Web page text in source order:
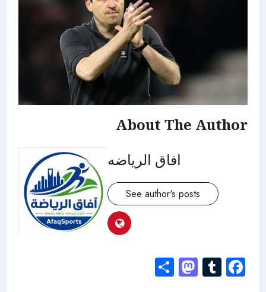
About The Author
افاق الرياضه
See author's posts
Facebook
Tumblr
Mastodon